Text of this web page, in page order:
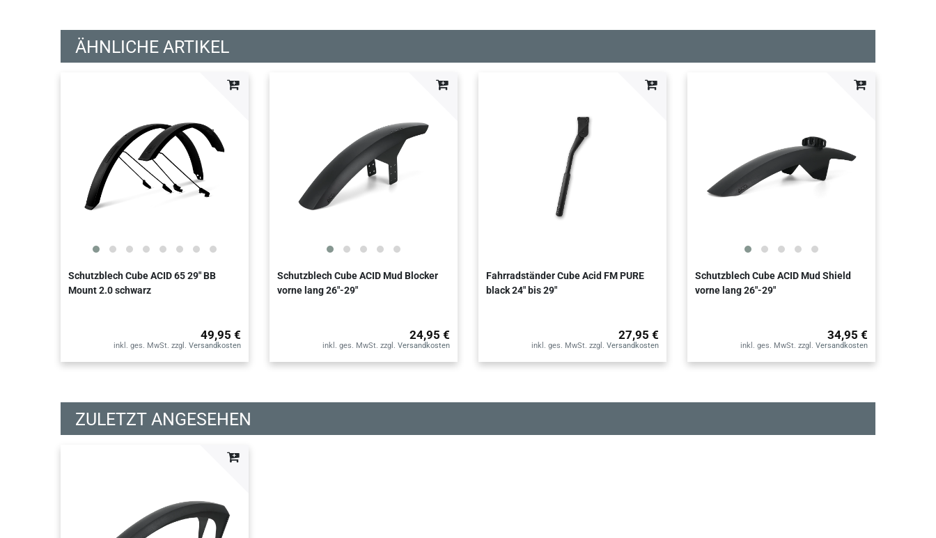
ÄHNLICHE ARTIKEL
Schutzblech Cube ACID 65 29" BB
Mount 2.0 schwarz
49,95 €
inkl. ges. MwSt. zzgl. Versandkosten
Schutzblech Cube ACID Mud Blocker
vorne lang 26"-29"
24,95 €
inkl. ges. MwSt. zzgl. Versandkosten
Fahrradständer Cube Acid FM PURE
black 24" bis 29"
27,95 €
inkl. ges. MwSt. zzgl. Versandkosten
Schutzblech Cube ACID Mud Shield
vorne lang 26"-29"
34,95 €
inkl. ges. MwSt. zzgl. Versandkosten
ZULETZT ANGESEHEN